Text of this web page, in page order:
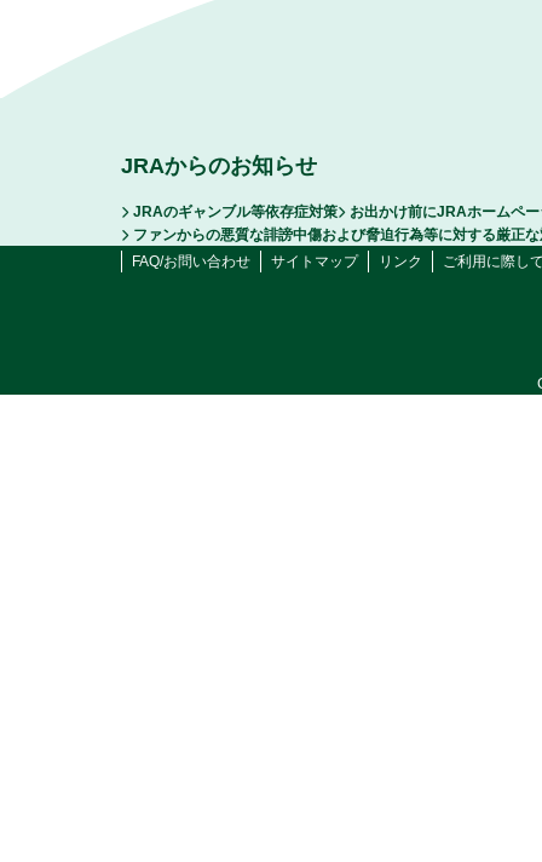
JRAからのお知らせ
JRAのギャンブル等依存症対策
お出かけ前にJRAホームペ
ファンからの悪質な誹謗中傷および脅迫行為等に対する厳正
FAQ/お問い合わせ
サイトマップ リンク ご利用に際し